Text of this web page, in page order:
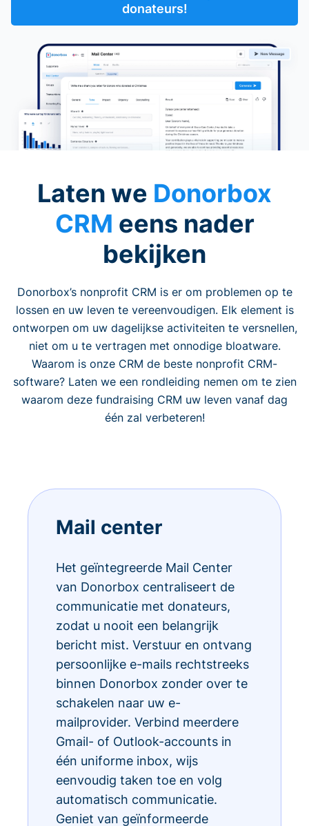
donateurs!
Laten we Donorbox
CRM eens nader
bekijken
Donorbox’s nonprofit CRM is er om problemen op te
lossen en uw leven te vereenvoudigen. Elk element is
ontworpen om uw dagelijkse activiteiten te versnellen,
niet om u te vertragen met onnodige bloatware.
Waarom is onze CRM de beste nonprofit CRM-
software? Laten we een rondleiding nemen om te zien
waarom deze fundraising CRM uw leven vanaf dag
één zal verbeteren!
Mail center
Het geïntegreerde Mail Center
van Donorbox centraliseert de
communicatie met donateurs,
zodat u nooit een belangrijk
bericht mist. Verstuur en ontvang
persoonlijke e-mails rechtstreeks
binnen Donorbox zonder over te
schakelen naar uw e-
mailprovider. Verbind meerdere
Gmail- of Outlook-accounts in
één uniforme inbox, wijs
eenvoudig taken toe en volg
automatisch communicatie.
Geniet van geïnformeerde